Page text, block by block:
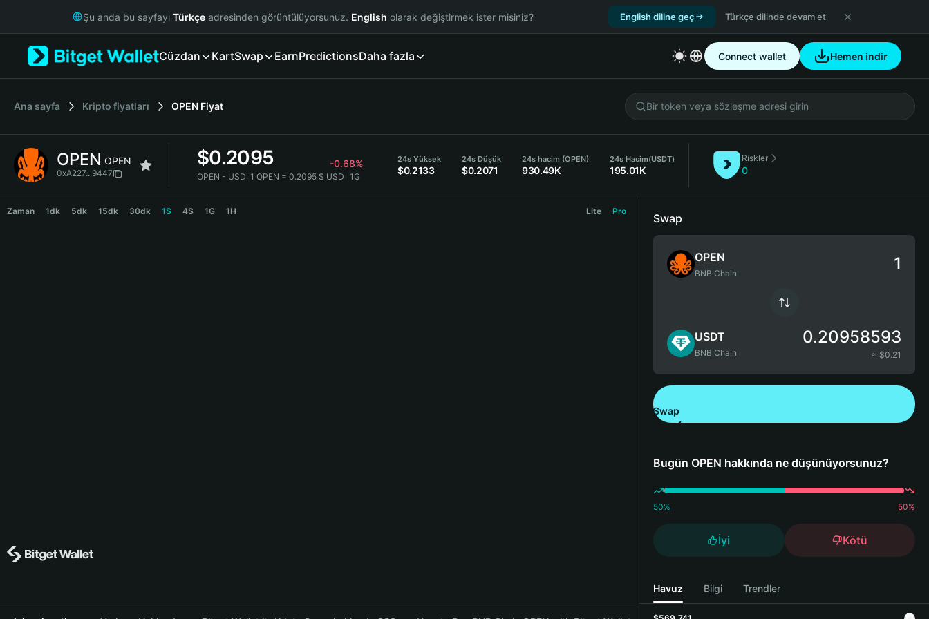
Русский
Italiano
简体中文
繁體中文
Bahasa Indonesia
Şu anda bu sayfayı Türkçe adresinden görüntülüyorsunuz. English olarak değiştirmek ister misiniz? English diline geç Türkçe dilinde devam et
Cüzdan KartSwap EarnPredictionsDaha fazla Connect wallet Hemen indir
Ana sayfa Kripto fiyatları OPEN Fiyat
OPEN OPEN
0xA227...9447
$0.2095 -0.68%
OPEN - USD: 1 OPEN = 0.2095 $ USD 1G
24s Yüksek
$0.2133
24s Düşük
$0.2071
24s hacim (OPEN)
930.49K
24s Hacim(USDT)
195.01K
Riskler
0
Zaman 1dk 5dk 15dk 30dk 1S 4S 1G 1H Lite Pro
Swap
OPEN
BNB Chain
USDT
BNB Chain
0.20958593
≈ $0.21
Swap
Bugün OPEN hakkında ne düşünüyorsunuz?
50% 50%
İyi Kötü
Havuz Bilgi Trendler